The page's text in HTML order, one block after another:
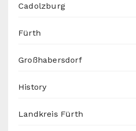
Cadolzburg
Fürth
Großhabersdorf
History
Landkreis Fürth